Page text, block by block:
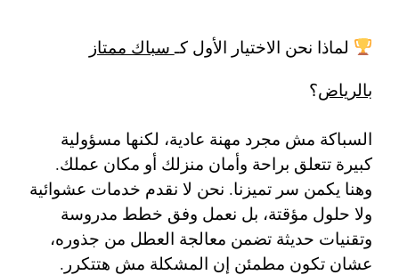
لماذا نحن الاختيار الأول كـسباك ممتاز
بالرياض؟
السباكة مش مجرد مهنة عادية، لكنها مسؤولية
كبيرة تتعلق براحة وأمان منزلك أو مكان عملك.
وهنا يكمن سر تميزنا. نحن لا نقدم خدمات عشوائية
ولا حلول مؤقتة، بل نعمل وفق خطط مدروسة
وتقنيات حديثة تضمن معالجة العطل من جذوره،
عشان تكون مطمئن إن المشكلة مش هتتكرر.